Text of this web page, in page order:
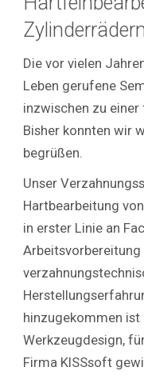
Die vor vielen
Leben gerufene
inzwischen zu
Bisher konnten wir
begrüßen.
Unser
Hartbearbeitung
in erster Linie an
Arbeitsvorbereitung
hinzugekommen ist
Werkzeugdesign,
Firma KISSsoft